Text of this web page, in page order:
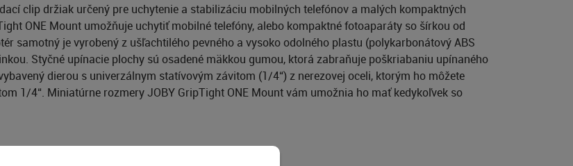
clip držiak určený pre uchytenie a stabilizáciu mobilných telefónov a malých kompaktných
ONE Mount umožňuje uchytiť mobilné telefóny, alebo kompaktné fotoaparáty so šírkou od
samotný je vyrobený z ušľachtilého pevného a vysoko odolného plastu (polykarbonátový ABS
Styčné upínacie plochy sú osadené mäkkou gumou, ktorá zabraňuje poškriabaniu upínaného
dierou s univerzálnym statívovým závitom (1/4“) z nerezovej oceli, ktorým ho môžete
1/4“. Miniatúrne rozmery JOBY GripTight ONE Mount vám umožnia ho mať kedykoľvek so